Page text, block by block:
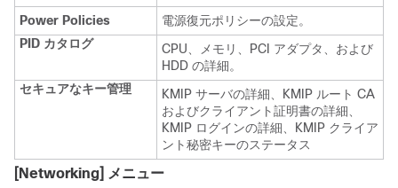
Power Policies
電源復元ポリシーの設定。
PID カタログ
CPU、メモリ、PCI アダプタ、および
HDD の詳細。
セキュアなキー管理
KMIP サーバの詳細、KMIP ルート CA
およびクライアント証明書の詳細、
KMIP ログインの詳細、KMIP クライア
ント秘密キーのステータス
[Networking] メニュー